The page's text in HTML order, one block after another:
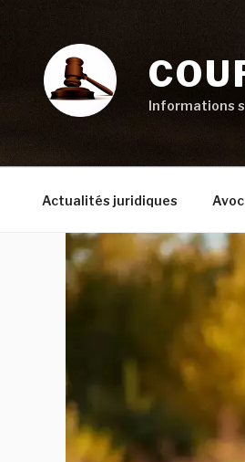
contenu
principal
Informations
Actualités juridiques